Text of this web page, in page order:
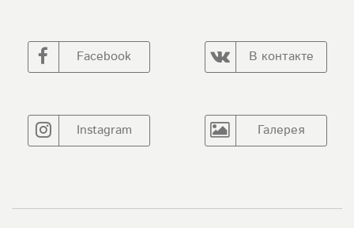
Facebook В контакте
Instagram Галерея